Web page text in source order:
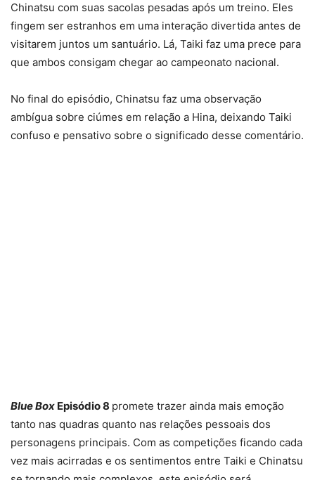
Chinatsu com suas sacolas pesadas após um treino. Eles
fingem ser estranhos em uma interação divertida antes de
visitarem juntos um santuário. Lá, Taiki faz uma prece para
que ambos consigam chegar ao campeonato nacional.
No final do episódio, Chinatsu faz uma observação
ambígua sobre ciúmes em relação a Hina, deixando Taiki
confuso e pensativo sobre o significado desse comentário.
Blue Box Episódio 8 promete trazer ainda mais emoção
tanto nas quadras quanto nas relações pessoais dos
personagens principais. Com as competições ficando cada
vez mais acirradas e os sentimentos entre Taiki e Chinatsu